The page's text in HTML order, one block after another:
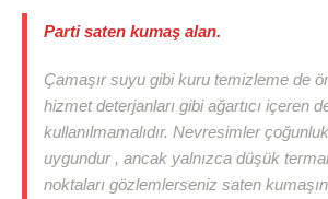
Parti saten kumaş alan.
Çamaşır suyu gibi kuru temizleme de
hizmet deterjanları gibi ağartıcı içeren
kullanılmamalıdır. Nevresimler
uygundur , ancak yalnızca düşük
noktaları gözlemlerseniz saten